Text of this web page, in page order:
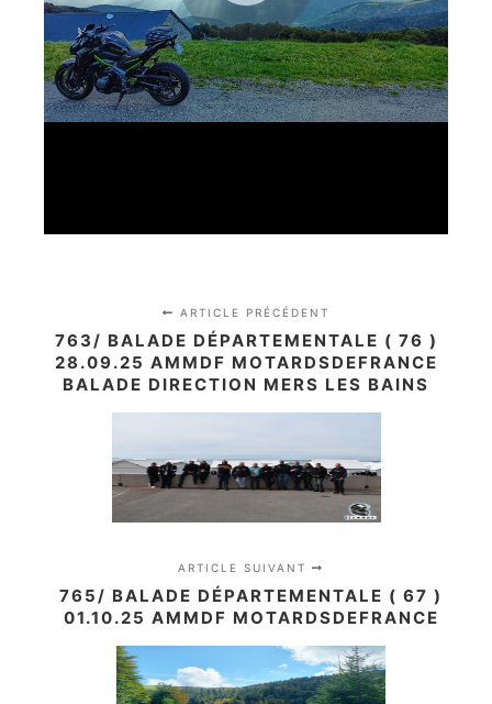
ARTICLE PRÉCÉDENT
763/ BALADE DÉPARTEMENTALE ( 76 )
28.09.25 AMMDF MOTARDSDEFRANCE
BALADE DIRECTION MERS LES BAINS
ARTICLE SUIVANT
765/ BALADE DÉPARTEMENTALE ( 67 )
01.10.25 AMMDF MOTARDSDEFRANCE